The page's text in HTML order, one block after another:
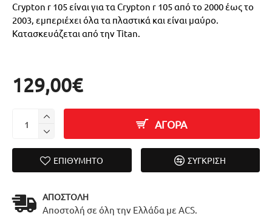
Crypton r 105 είναι για τα Crypton r 105 από το 2000 έως το
2003, εμπεριέχει όλα τα πλαστικά και είναι μαύρο.
Κατασκευάζεται από την Titan.
129,00€
ΑΓΟΡΑ
ΕΠΙΘΥΜΗΤΌ ΣΎΓΚΡΙΣΗ
ΑΠΟΣΤΟΛΉ
Αποστολή σε όλη την Ελλάδα με ACS.